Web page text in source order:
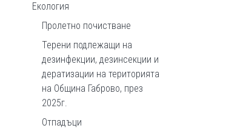
Екология
Пролетно почистване
Терени подлежащи на
дезинфекции, дезинсекции и
дератизации на територията
на Община Габрово, през
2025г.
Отпадъци